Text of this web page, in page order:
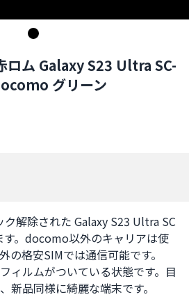
ロム Galaxy S23 Ultra SC-
グリーン
解除された Galaxy S23 Ultra SC
す。docomo以外のキャリアは使
格安SIMでは通信可能です。
ィルムがついている状態です。目
新品同様に綺麗な端末です。